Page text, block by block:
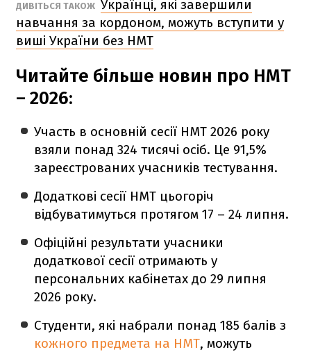
ДИВІТЬСЯ ТАКОЖ Українці, які завершили
навчання за кордоном, можуть вступити у
виші України без НМТ
Читайте більше новин про НМТ
– 2026:
Участь в основній сесії НМТ 2026 року
взяли понад 324 тисячі осіб. Це 91,5%
зареєстрованих учасників тестування.
Додаткові сесії НМТ цьогоріч
відбуватимуться протягом 17 – 24 липня.
Офіційні результати учасники
додаткової сесії отримають у
персональних кабінетах до 29 липня
2026 року.
Студенти, які набрали понад 185 балів з
кожного предмета на НМТ, можуть